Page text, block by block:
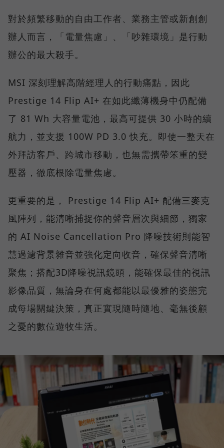
對於頻繁移動的自由工作者、業務主管或新創創
辦人而言，「電量焦慮」、「吵雜環境」是行動
辦公的最大殺手。
MSI 深刻理解高階經理人的行動痛點，因此
Prestige 14 Flip AI+ 在如此纖薄機身中仍配備
了 81 Wh 大容量電池，最高可提供 30 小時的續
航力，並支援 100W PD 3.0 快充。即使一整天在
外拜訪客戶、跨城市移動，也無需攜帶笨重的變
壓器，徹底根除電量焦慮。
更重要的是， Prestige 14 Flip AI+ 配備三麥克
風陣列，能清晰捕捉你的聲音層次與細節，獨家
的 AI Noise Cancellation Pro 降噪技術則能智
慧過濾背景雜音並強化定向收音，確保聲音清晰
聚焦；搭配3D降噪視訊鏡頭，能確保最佳的視訊
影像品質，無論身在何處都能以最優雅的姿態完
成每場關鍵決策，真正實現隨時隨地、毫無後顧
之憂的數位遊牧生活。